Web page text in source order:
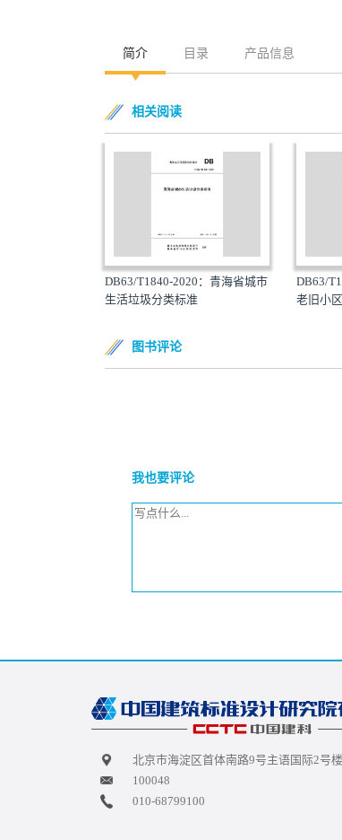
简介 目录 产品信息
相关阅读
DB63/T1840-2020：青海省城市
生活垃圾分类标准
DB63/
老旧小
图书评论
我也要评论
北京市海淀区首体南路9号主语国际2号楼
100048
010-68799100